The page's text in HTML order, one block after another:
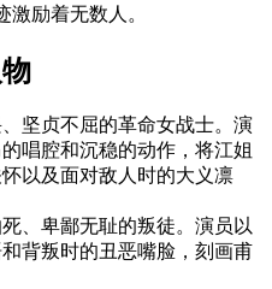
励着无数人。
、坚贞不屈的革命女战士。演
唱腔和沉稳的动作，将江姐
以及面对敌人时的大义凛
死、卑鄙无耻的叛徒。演员以
背叛时的丑恶嘴脸，刻画甫